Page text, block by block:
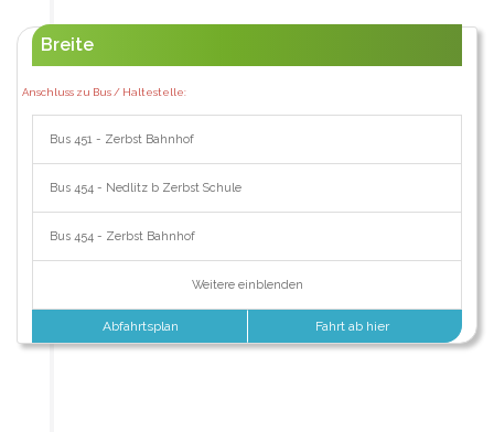
Breite
Anschluss zu Bus / Haltestelle:
Bus 451 - Zerbst Bahnhof
Bus 454 - Nedlitz b Zerbst Schule
Bus 454 - Zerbst Bahnhof
Weitere einblenden
Abfahrtsplan Fahrt ab hier